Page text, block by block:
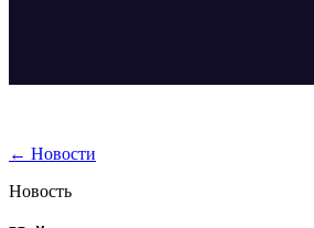
← Новости
Новость